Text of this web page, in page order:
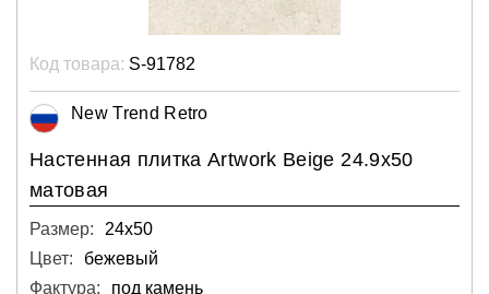
Код товара: S-91782
New Trend Retro
Настенная плитка Artwork Beige 24.9x50
матовая
Размер:
24х50
Цвет:
бежевый
Фактура:
под камень